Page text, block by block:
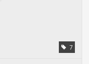
7